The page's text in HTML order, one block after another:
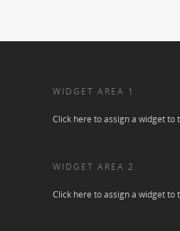
WIDGET AREA 1
Click here to assign a widget to
WIDGET AREA 2
Click here to assign a widget to